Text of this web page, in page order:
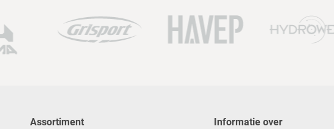
Assortiment Informatie over